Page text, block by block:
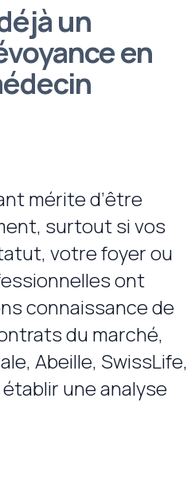
un
en
mérite d’être
surtout si vos
votre foyer ou
ont
connaissance de
du marché,
Abeille, SwissLife,
une analyse